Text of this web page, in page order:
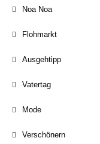
Noa Noa
Flohmarkt
Ausgehtipp
Vatertag
Mode
Verschönern